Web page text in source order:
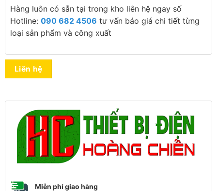
Hàng luôn có sẵn tại trong kho liên hệ ngay số
Hotline: 090 682 4506 tư vấn báo giá chi tiết từng
loại sản phẩm và công xuất
Liên hệ
Miễn phí giao hàng